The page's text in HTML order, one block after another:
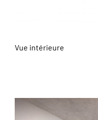
Vue intérieure